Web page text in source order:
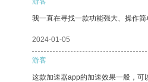
我一直在寻找一款功能强大、操作
2024-01-05
游客
这款加速器app的加速效果一般，可